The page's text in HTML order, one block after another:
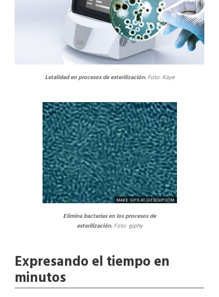
Letalidad en procesos de esterilización.Foto: Kaye
Elimina bacterias en los procesos de
esterilización.Foto: giphy
Expresando el tiempo en
minutos